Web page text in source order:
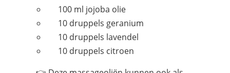
100 ml jojoba olie
10 druppels geranium
10 druppels lavendel
10 druppels citroen